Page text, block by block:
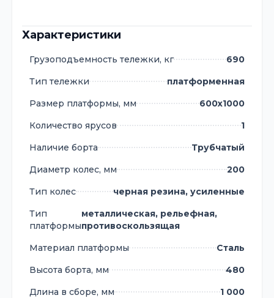
Характеристики
Грузоподъемность тележки, кг
690
Тип тележки
платформенная
Размер платформы, мм
600х1000
Количество ярусов
1
Наличие борта
Трубчатый
Диаметр колес, мм
200
Тип колес
черная резина, усиленные
Тип
платформы
металлическая, рельефная,
противоскользящая
Материал платформы
Сталь
Высота борта, мм
480
Длина в сборе, мм
1 000